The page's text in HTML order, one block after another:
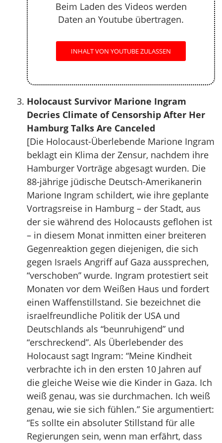
Beim Laden des Videos werden
Daten an Youtube übertragen.
INHALT VON YOUTUBE ZULASSEN
Holocaust Survivor Marione Ingram
Decries Climate of Censorship After Her
Hamburg Talks Are Canceled
[Die Holocaust-Überlebende Marione Ingram
beklagt ein Klima der Zensur, nachdem ihre
Hamburger Vorträge abgesagt wurden. Die
88-jährige jüdische Deutsch-Amerikanerin
Marione Ingram schildert, wie ihre geplante
Vortragsreise in Hamburg – der Stadt, aus
der sie während des Holocausts geflohen ist
– in diesem Monat inmitten einer breiteren
Gegenreaktion gegen diejenigen, die sich
gegen Israels Angriff auf Gaza aussprechen,
“verschoben” wurde. Ingram protestiert seit
Monaten vor dem Weißen Haus und fordert
einen Waffenstillstand. Sie bezeichnet die
israelfreundliche Politik der USA und
Deutschlands als “beunruhigend” und
“erschreckend”. Als Überlebender des
Holocaust sagt Ingram: “Meine Kindheit
verbrachte ich in den ersten 10 Jahren auf
die gleiche Weise wie die Kinder in Gaza. Ich
weiß genau, was sie durchmachen. Ich weiß
genau, wie sie sich fühlen.” Sie argumentiert:
“Es sollte ein absoluter Stillstand für alle
Regierungen sein, wenn man erfährt, dass